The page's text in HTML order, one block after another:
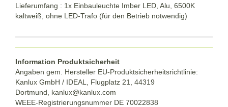
Lieferumfang : 1x Einbauleuchte Imber LED, Alu, 6500K
kaltweiß, ohne LED-Trafo (für den Betrieb notwendig)
Information Produktsicherheit
Angaben gem. Hersteller EU-Produktsicherheitsrichtlinie:
Kanlux GmbH / IDEAL, Flugplatz 21, 44319
Dortmund, kanlux@kanlux.com
WEEE-Registrierungsnummer DE 70022838